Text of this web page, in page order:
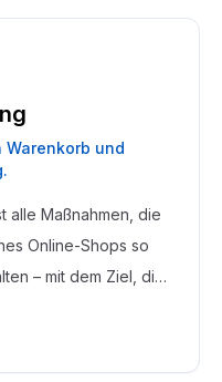
und
alle Maßnahmen, die
Online-Shops so
– mit dem Ziel, die